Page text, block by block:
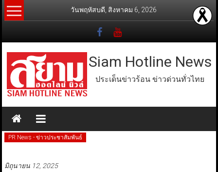
Skip
to
วันพฤหัสบดี, สิงหาคม 6, 2026
Siam Hotline News
ประเด็นข่าวร้อน ข่าวด่วนทั่วไทย
PR News - ข่าวประชาสัมพันธ์
มิถุนายน 12, 2025